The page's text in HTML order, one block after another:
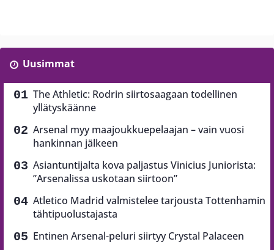
Uusimmat
The Athletic: Rodrin siirtosaagaan todellinen
yllätyskäänne
Arsenal myy maajoukkuepelaajan – vain vuosi
hankinnan jälkeen
Asiantuntijalta kova paljastus Vinicius Juniorista:
”Arsenalissa uskotaan siirtoon”
Atletico Madrid valmistelee tarjousta Tottenhamin
tähtipuolustajasta
Entinen Arsenal-peluri siirtyy Crystal Palaceen